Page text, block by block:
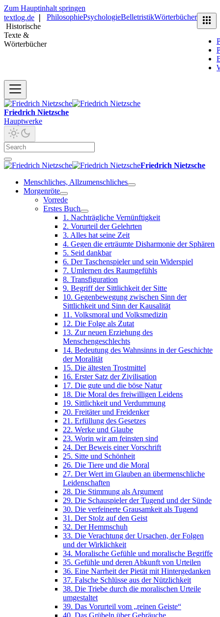
Zum Hauptinhalt springen
textlog.de
Historische
Texte &
Wörterbücher
PhilosophiePsychologieBelletristikWörterbücher
Friedrich Nietzsche
Hauptwerke
Friedrich Nietzsche
Menschliches, Allzumenschliches
Morgenröte
Vorrede
Erstes Buch
1. Nachträgliche Vernünftigkeit
2. Vorurteil der Gelehrten
3. Alles hat seine Zeit
4. Gegen die erträumte Disharmonie der Sphären
5. Seid dankbar
6. Der Taschenspieler und sein Widerspiel
7. Umlernen des Raumgefühls
8. Transfiguration
9. Begriff der Sittlichkeit der Sitte
10. Gegenbewegung zwischen Sinn der
Sittlichkeit und Sinn der Kausalität
11. Volksmoral und Volksmedizin
12. Die Folge als Zutat
13. Zur neuen Erziehung des
Menschengeschlechts
14. Bedeutung des Wahnsinns in der Geschichte
der Moralität
15. Die ältesten Trostmittel
16. Erster Satz der Zivilisation
17. Die gute und die böse Natur
18. Die Moral des freiwilligen Leidens
19. Sittlichkeit und Verdummung
20. Freitäter und Freidenker
21. Erfüllung des Gesetzes
22. Werke und Glaube
23. Worin wir am feinsten sind
24. Der Beweis einer Vorschrift
25. Sitte und Schönheit
26. Die Tiere und die Moral
27. Der Wert im Glauben an übermenschliche
Leidenschaften
28. Die Stimmung als Argument
29. Die Schauspieler der Tugend und der Sünde
30. Die verfeinerte Grausamkeit als Tugend
31. Der Stolz auf den Geist
32. Der Hemmschuh
33. Die Verachtung der Ursachen, der Folgen
und der Wirklichkeit
34. Moralische Gefühle und moralische Begriffe
35. Gefühle und deren Abkunft von Urteilen
36. Eine Narrheit der Pietät mit Hintergedanken
37. Falsche Schlüsse aus der Nützlichkeit
38. Die Triebe durch die moralischen Urteile
umgestaltet
39. Das Vorurteil vom „reinen Geiste“
40. Das Grübeln über Gebräuche